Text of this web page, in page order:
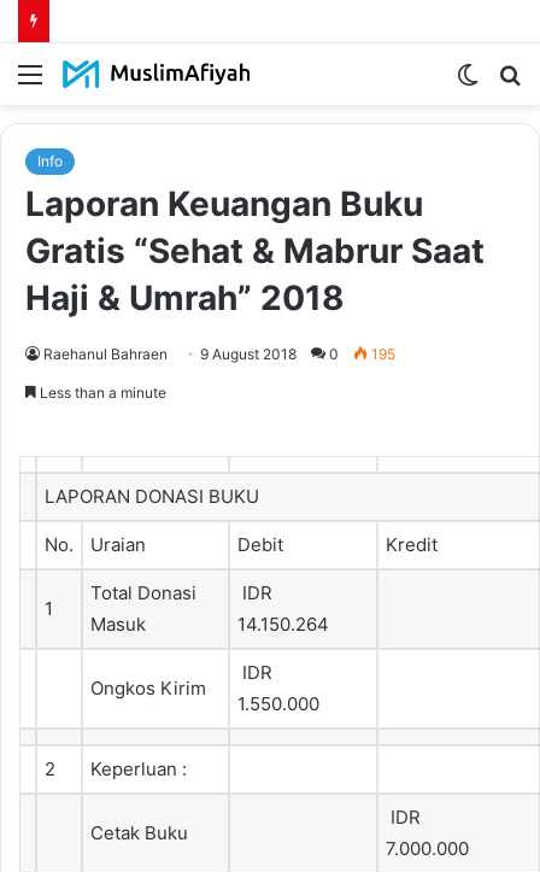
Menu
Switch
Info
Laporan Keuangan Buku
Gratis “Sehat & Mabrur Saat
Haji & Umrah” 2018
Raehanul Bahraen 9 August 2018 0 195
Less than a minute
LAPORAN DONASI BUKU
No. Uraian Debit Kredit
1
Total Donasi
Masuk
IDR
14.150.264
Ongkos Kirim
IDR
1.550.000
2 Keperluan :
Cetak Buku
IDR
7.000.000